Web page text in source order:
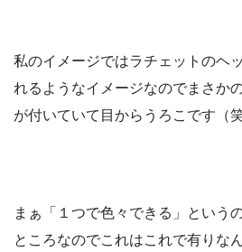
私のイメージではラチェットのヘ
れるようなイメージなのでまさか
が付いていて目からうろこです（笑
まぁ「１つで色々できる」という
ところなのでこれはこれで有りな